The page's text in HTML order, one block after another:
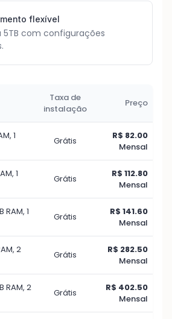
flexível
5TB com configurações
Taxa de
instalação
Preço
1
Grátis
R$ 82.00
Mensal
1
Grátis
R$ 112.80
Mensal
1
Grátis
R$ 141.60
Mensal
2
Grátis
R$ 282.50
Mensal
RAM, 2
Grátis
R$ 402.50
Mensal